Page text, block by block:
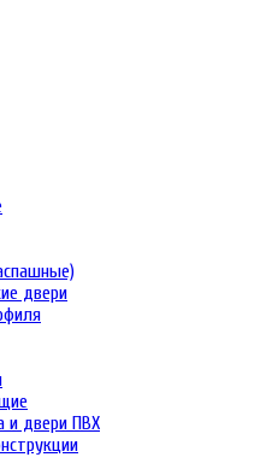
двери
и двери ПВХ